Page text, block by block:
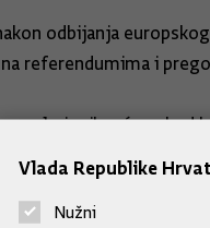
odbijanja
referendumima i
i prihvaćeno
se da će prevagnuti
general Ante
Vlada Republike
Nužni